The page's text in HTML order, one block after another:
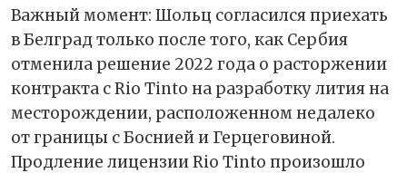
Важный момент: Шольц согласился приехать
в Белград только после того, как Сербия
отменила решение 2022 года о расторжении
контракта с Rio Tinto на разработку лития на
месторождении, расположенном недалеко
от границы с Боснией и Герцеговиной.
Продление лицензии Rio Tinto произошло